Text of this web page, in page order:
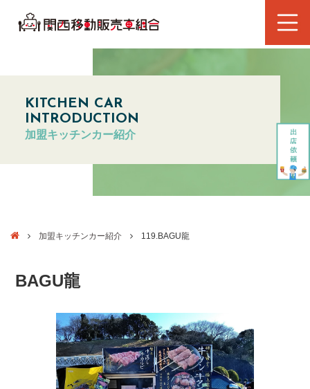
KITCHEN CAR
INTRODUCTION
加盟キッチンカー紹介
加盟キッチンカー紹介 119.BAGU龍
BAGU龍